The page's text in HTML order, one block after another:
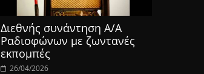
Διεθνής συνάντηση Α/Α
Ραδιοφώνων με ζωντανές
εκπομπές
26/04/2026